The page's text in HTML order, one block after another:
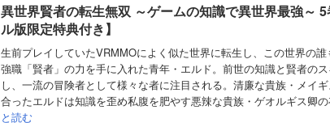
異世界賢者の転生無双 ～ゲームの知識で異世界最強～
ル版限定特典付き】
生前プレイしていたVRMMOによく似た世界に転生し、この世界の
強職「賢者」の力を手に入れた青年・エルド。前世の知識と賢者の
し、一流の冒険者として様々な者に注目される。清廉な貴族・メイ
合ったエルドは知識を歪め私腹を肥やす悪辣な貴族・ゲオルギス卿
と読む